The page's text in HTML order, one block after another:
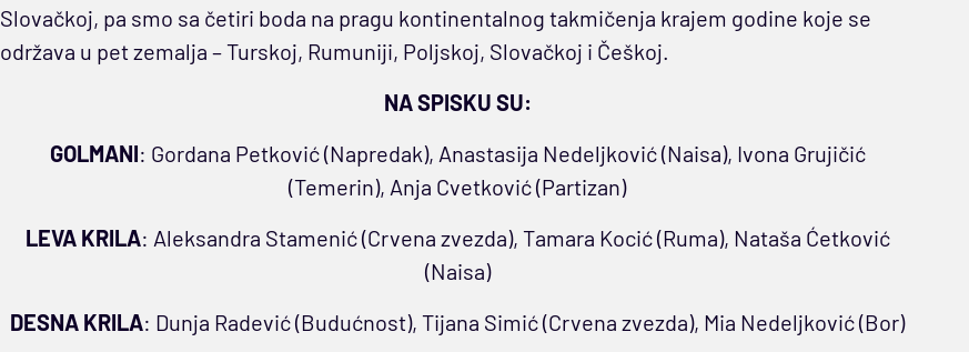
Slovačkoj, pa smo sa četiri boda na pragu kontinentalnog takmičenja krajem godine koje se
održava u pet zemalja – Turskoj, Rumuniji, Poljskoj, Slovačkoj i Češkoj.
NA SPISKU SU:
GOLMANI: Gordana Petković (Napredak), Anastasija Nedeljković (Naisa), Ivona Grujičić
(Temerin), Anja Cvetković (Partizan)
LEVA KRILA: Aleksandra Stamenić (Crvena zvezda), Tamara Kocić (Ruma), Nataša Ćetković
(Naisa)
DESNA KRILA: Dunja Radević (Budućnost), Tijana Simić (Crvena zvezda), Mia Nedeljković (Bor)